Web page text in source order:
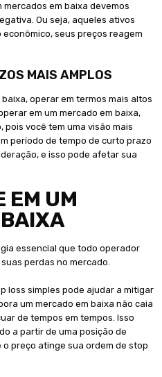
em baixa devemos
Ou seja, aqueles ativos
seus preços reagem
MAIS AMPLOS
operar em termos mais altos
em um mercado em baixa,
pois você tem uma visão mais
período de tempo de curto prazo
e isso pode afetar sua
EM UM
essencial que todo operador
perdas no mercado.
loss simples pode ajudar a mitigar
um mercado em baixa não caia
de tempos em tempos. Isso
a partir de uma posição de
preço atinge sua ordem de stop